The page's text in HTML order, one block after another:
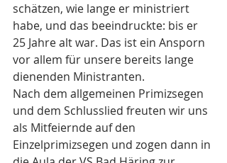
schätzen, wie lange er ministriert
habe, und das beeindruckte: bis er
25 Jahre alt war. Das ist ein Ansporn
vor allem für unsere bereits lange
dienenden Ministranten.
Nach dem allgemeinen Primizsegen
und dem Schlusslied freuten wir uns
als Mitfeiernde auf den
Einzelprimizsegen und zogen dann in